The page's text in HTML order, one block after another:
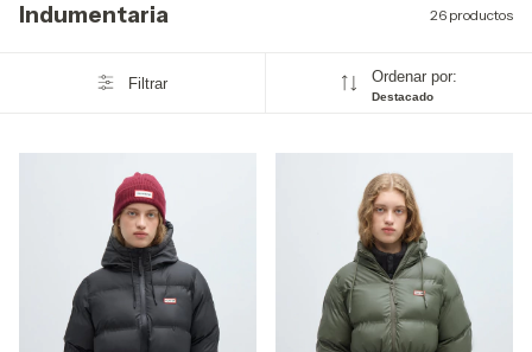
Indumentaria 26 productos
Filtrar Ordenar por:
Destacado